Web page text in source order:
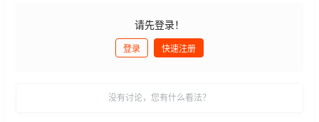
请先登录！
登录 快速注册
没有讨论，您有什么看法？